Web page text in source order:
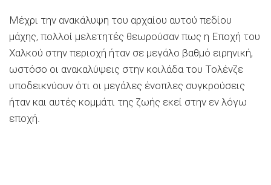
Μέχρι την ανακάλυψη του αρχαίου αυτού πεδίου
μάχης, πολλοί μελετητές θεωρούσαν πως η Εποχή του
Χαλκού στην περιοχή ήταν σε μεγάλο βαθμό ειρηνική,
ωστόσο οι ανακαλύψεις στην κοιλάδα του Τολένζε
υποδεικνύουν ότι οι μεγάλες ένοπλες συγκρούσεις
ήταν και αυτές κομμάτι της ζωής εκεί στην εν λόγω
εποχή.